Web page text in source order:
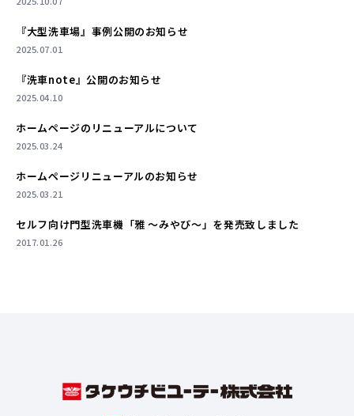
『大型洗車場』事例公開のお知らせ
2025.07.01
『洗車note』公開のお知らせ
2025.04.10
ホームページのリニューアルについて
2025.03.24
ホームページリニューアルのお知らせ
2025.03.21
セルフ向け門型洗車機「雅 ～みやび～」を発売致しました
2017.01.26